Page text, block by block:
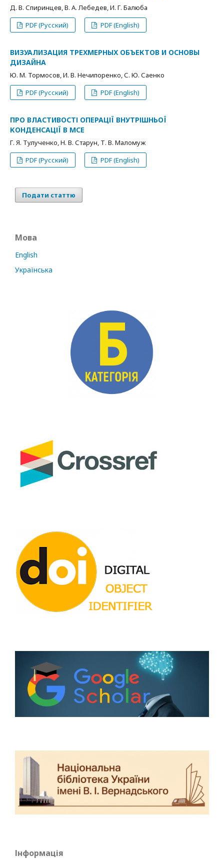
Д. В. Спиринцев, В. А. Лебедев, И. Г. Балюба
PDF (Русский)
PDF (English)
ВИЗУАЛИЗАЦИЯ ТРЕХМЕРНЫХ ОБЪЕКТОВ И ОСНОВЫ
ДИЗАЙНА
Ю. М. Тормосов, И. В. Нечипоренко, С. Ю. Саенко
PDF (Русский)
PDF (English)
ПРО ВЛАСТИВОСТІ ОПЕРАЦІЇ ВНУТРІШНЬОЇ
КОНДЕНСАЦІЇ В МСЕ
Г. Я. Тулученко, Н. В. Старун, Т. В. Маломуж
PDF (Русский)
PDF (English)
Подати статтю
Мова
English
Українська
Інформація